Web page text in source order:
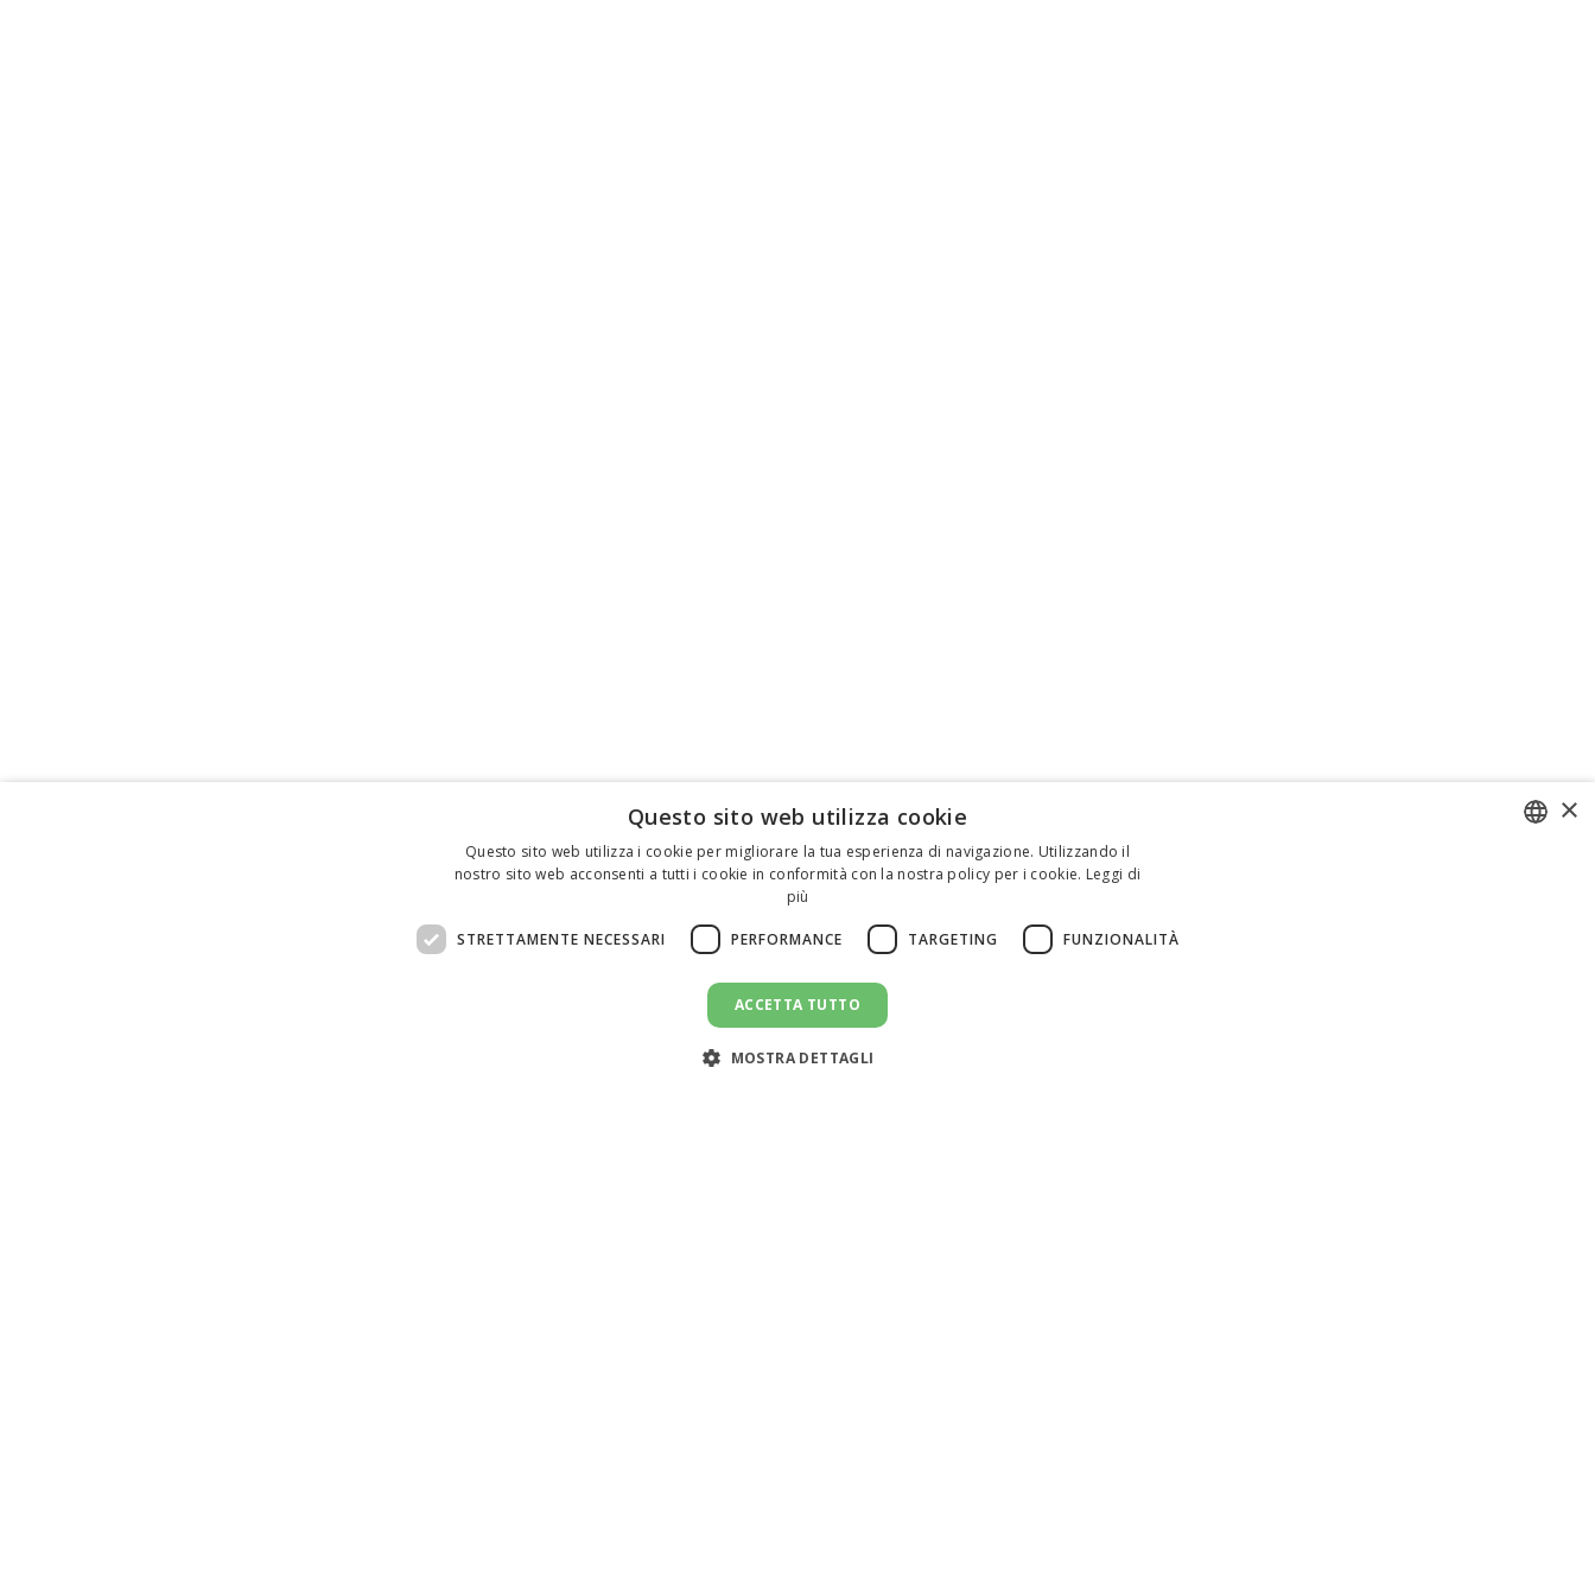
×
Questo sito web utilizza cookie
Questo sito web utilizza i cookie per migliorare la tua esperienza di navigazione. Utilizzando il
nostro sito web acconsenti a tutti i cookie in conformità con la nostra policy per i cookie. Leggi di
più
STRETTAMENTE NECESSARI PERFORMANCE TARGETING FUNZIONALITÀ
ACCETTA TUTTO
MOSTRA DETTAGLI